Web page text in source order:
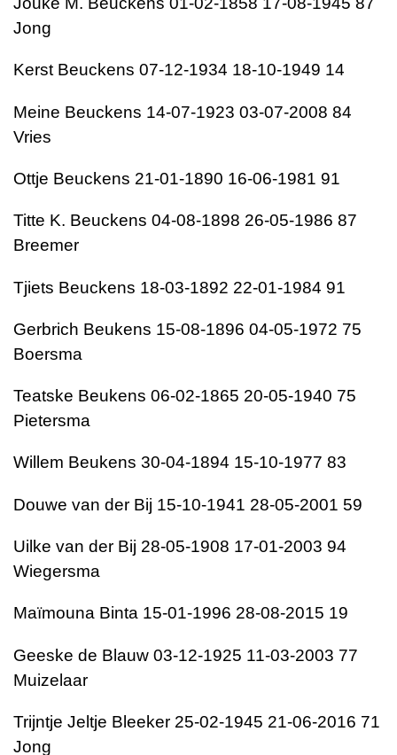
Jong
Kerst Beuckens 07-12-1934 18-10-1949 14
Meine Beuckens 14-07-1923 03-07-2008 84
Vries
Ottje Beuckens 21-01-1890 16-06-1981 91
Titte K. Beuckens 04-08-1898 26-05-1986 87
Breemer
Tjiets Beuckens 18-03-1892 22-01-1984 91
Gerbrich Beukens 15-08-1896 04-05-1972 75
Boersma
Teatske Beukens 06-02-1865 20-05-1940 75
Pietersma
Willem Beukens 30-04-1894 15-10-1977 83
Douwe van der Bij 15-10-1941 28-05-2001 59
Uilke van der Bij 28-05-1908 17-01-2003 94
Wiegersma
Maïmouna Binta 15-01-1996 28-08-2015 19
Geeske de Blauw 03-12-1925 11-03-2003 77
Muizelaar
Trijntje Jeltje Bleeker 25-02-1945 21-06-2016 71
Jong